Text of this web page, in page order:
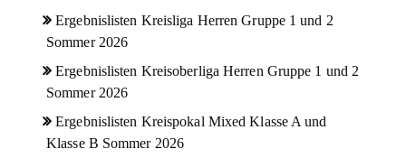
Ergebnislisten Kreisliga Herren Gruppe 1 und 2
Sommer 2026
Ergebnislisten Kreisoberliga Herren Gruppe 1 und 2
Sommer 2026
Ergebnislisten Kreispokal Mixed Klasse A und
Klasse B Sommer 2026